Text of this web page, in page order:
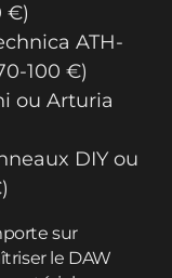
€)
ATH-
100 €)
ou Arturia
DIY ou
sur
le DAW